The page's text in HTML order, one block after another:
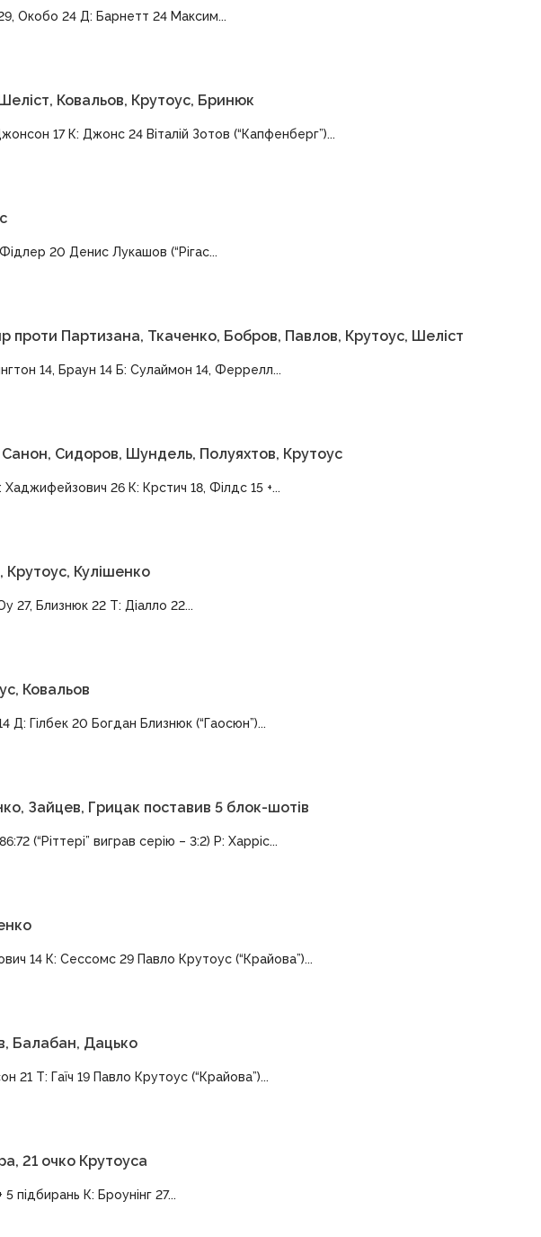
Окобо 24 Д: Барнетт 24 Максим...
Ковальов, Крутоус, Бринюк
17 К: Джонс 24 Віталій Зотов (“Капфенберг”)...
Фідлер 20 Денис Лукашов (“Рігас...
проти Партизана, Ткаченко, Бобров, Павлов, Крутоус, Шеліст
14, Браун 14 Б: Сулаймон 14, Феррелл...
Сидоров, Шундель, Полуяхтов, Крутоус
Хаджифейзович 26 К: Крстич 18, Філдс 15 +...
Кулішенко
27, Близнюк 22 Т: Діалло 22...
Ковальов
Д: Гілбек 20 Богдан Близнюк (“Гаосюн”)...
Зайцев, Грицак поставив 5 блок-шотів
(“Ріттері” виграв серію – 3:2) Р: Харріс...
14 К: Сессомс 29 Павло Крутоус (“Крайова”)...
Балабан, Дацько
21 Т: Гаїч 19 Павло Крутоус (“Крайова”)...
21 очко Крутоуса
5 підбирань К: Броунінг 27...